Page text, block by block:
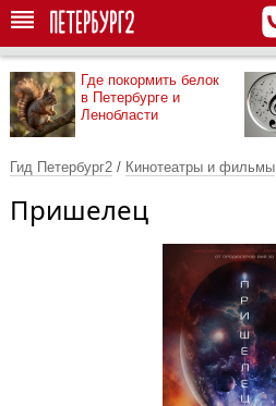
Где покормить белок
в Петербурге и
Ленобласти
Гид Петербург2 / Кинотеатры и фильмы
Пришелец